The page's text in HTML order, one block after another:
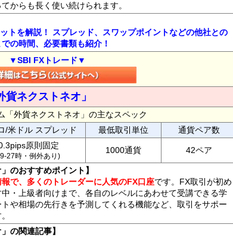
からも長く使い続けられます。
トを解説！ スプレッド、スワップポイントなどの他社との
の時間、必要書類も紹介！
▼SBI FXトレード▼
ネクストネオ」
「外貨ネクストネオ」の主なスペック
/米ドル スプレッド 最低取引単位
通貨ペア数
原則固定
27時・例外あり)
1000通貨 42ペア
のおすすめポイント】
で、多くのトレーダーに人気のFX口座です。FX取引が初め
・上級者向けまで、各自のレベルにあわせて受講できる学
や相場の先行きを予測してくれる機能など、取引をサポー
の関連記事】